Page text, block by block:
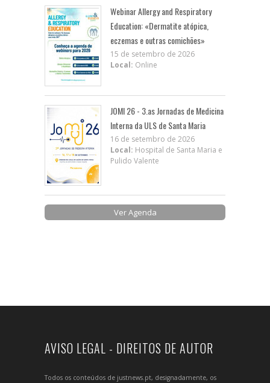
Webinar Allergy and Respiratory
Education: «Dermatite atópica,
eczemas e outras comichões»
15 de setembro de 2026
Local: Online
JOMI 26 - 3.as Jornadas de Medicina
Interna da ULS de Santa Maria
16 de setembro de 2026
Local: Hospital de Santa Maria e
Pulido Valente
Ver Agenda
AVISO LEGAL - DIREITOS DE AUTOR
Todos os conteúdos de justnews.pt, designadamente, os